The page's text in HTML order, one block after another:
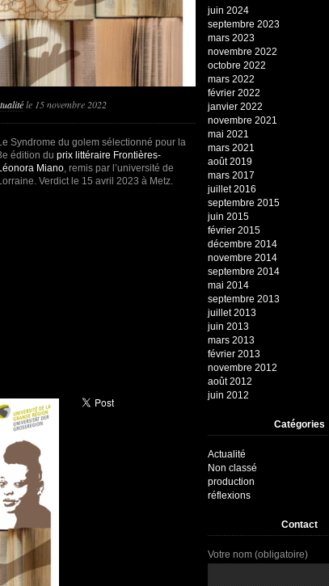
le 15 novembre 2022
Syndrome du golem sélectionné pour la
édition du prix littéraire Frontières-
Miano, remis par l’université de
Verdict le 15 avril 2023 à Metz.
juin 2024
septembre 2023
mars 2023
novembre 2022
octobre 2022
mars 2022
février 2022
janvier 2022
novembre 2021
mai 2021
mars 2021
août 2019
mars 2017
juillet 2016
septembre 2015
juin 2015
février 2015
décembre 2014
novembre 2014
septembre 2014
mai 2014
septembre 2013
juillet 2013
juin 2013
mars 2013
février 2013
novembre 2012
août 2012
juin 2012
Catégories
Actualité
Non classé
production
réflexions
Contact
Votre nom (obligatoire)